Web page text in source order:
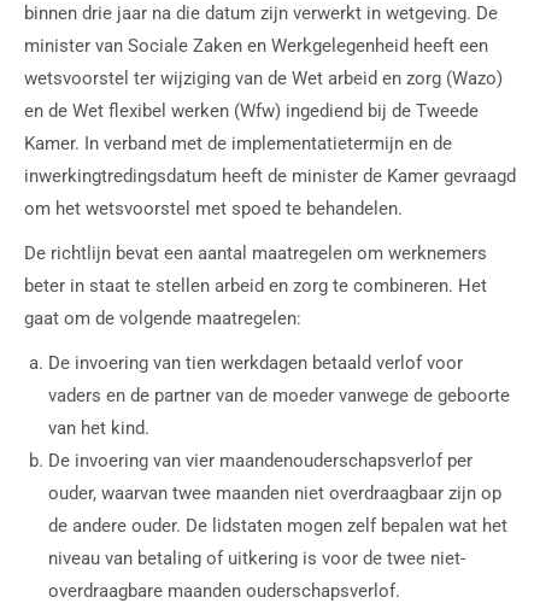
binnen drie jaar na die datum zijn verwerkt in wetgeving. De
minister van Sociale Zaken en Werkgelegenheid heeft een
wetsvoorstel ter wijziging van de Wet arbeid en zorg (Wazo)
en de Wet flexibel werken (Wfw) ingediend bij de Tweede
Kamer. In verband met de implementatietermijn en de
inwerkingtredingsdatum heeft de minister de Kamer gevraagd
om het wetsvoorstel met spoed te behandelen.
De richtlijn bevat een aantal maatregelen om werknemers
beter in staat te stellen arbeid en zorg te combineren. Het
gaat om de volgende maatregelen:
De invoering van tien werkdagen betaald verlof voor
vaders en de partner van de moeder vanwege de geboorte
van het kind.
De invoering van vier maandenouderschapsverlof per
ouder, waarvan twee maanden niet overdraagbaar zijn op
de andere ouder. De lidstaten mogen zelf bepalen wat het
niveau van betaling of uitkering is voor de twee niet-
overdraagbare maanden ouderschapsverlof.